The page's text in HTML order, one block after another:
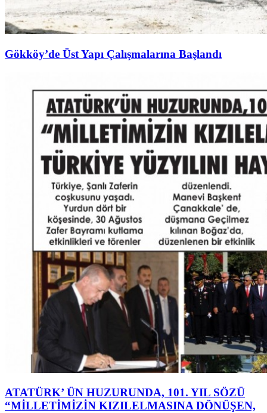
Gökköy’de Üst Yapı Çalışmalarına Başlandı
ATATÜRK’ ÜN HUZURUNDA, 101. YIL SÖZÜ
“MİLLETİMİZİN KIZILELMASINA DÖNÜŞEN,